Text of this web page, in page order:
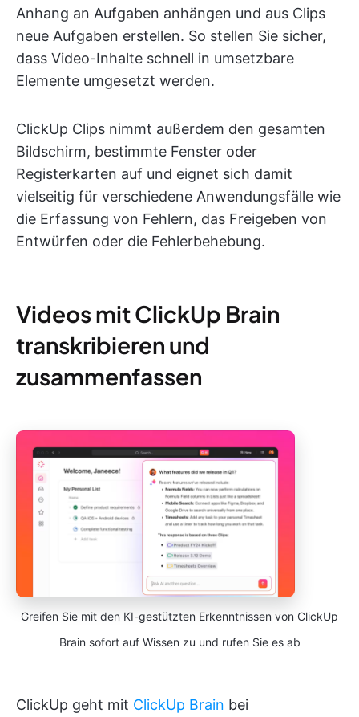
Anhang an Aufgaben anhängen und aus Clips
neue Aufgaben erstellen. So stellen Sie sicher,
dass Video-Inhalte schnell in umsetzbare
Elemente umgesetzt werden.
ClickUp Clips nimmt außerdem den gesamten
Bildschirm, bestimmte Fenster oder
Registerkarten auf und eignet sich damit
vielseitig für verschiedene Anwendungsfälle wie
die Erfassung von Fehlern, das Freigeben von
Entwürfen oder die Fehlerbehebung.
Videos mit ClickUp Brain
transkribieren und
zusammenfassen
Greifen Sie mit den KI-gestützten Erkenntnissen von ClickUp
Brain sofort auf Wissen zu und rufen Sie es ab
ClickUp geht mit ClickUp Brain bei